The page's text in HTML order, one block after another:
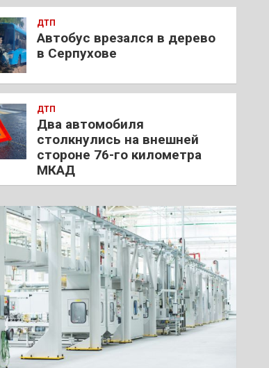
ДТП
Автобус врезался в дерево
в Серпухове
ДТП
Два автомобиля
столкнулись на внешней
стороне 76-го километра
МКАД